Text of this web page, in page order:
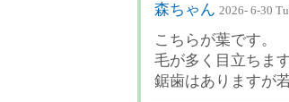
森ちゃん 2026- 6-30
こちらが葉です。
毛が多く目立ちま
鋸歯はありますが